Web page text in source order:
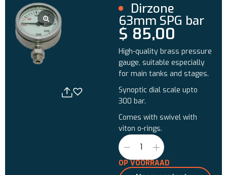
Dirzone
63mm SPG bar
$ 85,00
High-quality brass pressure
gauge, suitable especially
for main tanks and stages.
Synoptic dial scale upto
300 bar.
Comes with swivel with
viton o-rings.
OP VOORRAAD